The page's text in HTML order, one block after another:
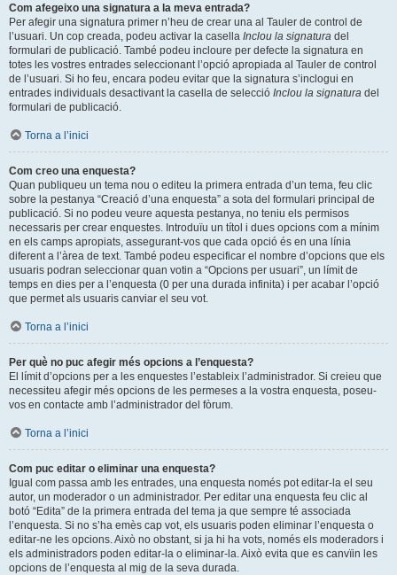
Com afegeixo una signatura a la meva entrada?
Per afegir una signatura primer n’heu de crear una al Tauler de control de
l’usuari. Un cop creada, podeu activar la casella Inclou la signatura del
formulari de publicació. També podeu incloure per defecte la signatura en
totes les vostres entrades seleccionant l’opció apropiada al Tauler de control
de l’usuari. Si ho feu, encara podeu evitar que la signatura s’inclogui en
entrades individuals desactivant la casella de selecció Inclou la signatura del
formulari de publicació.
Torna a l’inici
Com creo una enquesta?
Quan publiqueu un tema nou o editeu la primera entrada d’un tema, feu clic
sobre la pestanya “Creació d’una enquesta” a sota del formulari principal de
publicació. Si no podeu veure aquesta pestanya, no teniu els permisos
necessaris per crear enquestes. Introduïu un títol i dues opcions com a mínim
en els camps apropiats, assegurant-vos que cada opció és en una línia
diferent a l’àrea de text. També podeu especificar el nombre d’opcions que els
usuaris podran seleccionar quan votin a “Opcions per usuari”, un límit de
temps en dies per a l’enquesta (0 per una durada infinita) i per acabar l’opció
que permet als usuaris canviar el seu vot.
Torna a l’inici
Per què no puc afegir més opcions a l’enquesta?
El límit d’opcions per a les enquestes l’estableix l’administrador. Si creieu que
necessiteu afegir més opcions de les permeses a la vostra enquesta, poseu-
vos en contacte amb l’administrador del fòrum.
Torna a l’inici
Com puc editar o eliminar una enquesta?
Igual com passa amb les entrades, una enquesta només pot editar-la el seu
autor, un moderador o un administrador. Per editar una enquesta feu clic al
botó “Edita” de la primera entrada del tema ja que sempre té associada
l’enquesta. Si no s’ha emès cap vot, els usuaris poden eliminar l’enquesta o
editar-ne les opcions. Això no obstant, si ja hi ha vots, només els moderadors i
els administradors poden editar-la o eliminar-la. Això evita que es canvïin les
opcions de l’enquesta al mig de la seva durada.